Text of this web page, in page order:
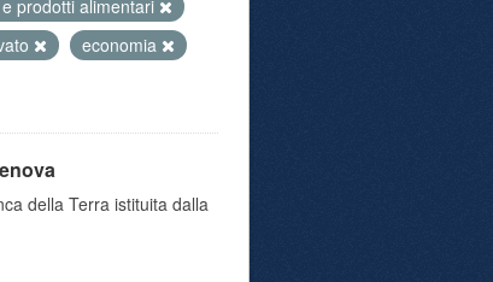
prodotti alimentari
economia
della Terra istituita dalla